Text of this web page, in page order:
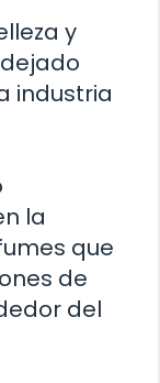
y
industria
la
que
de
del